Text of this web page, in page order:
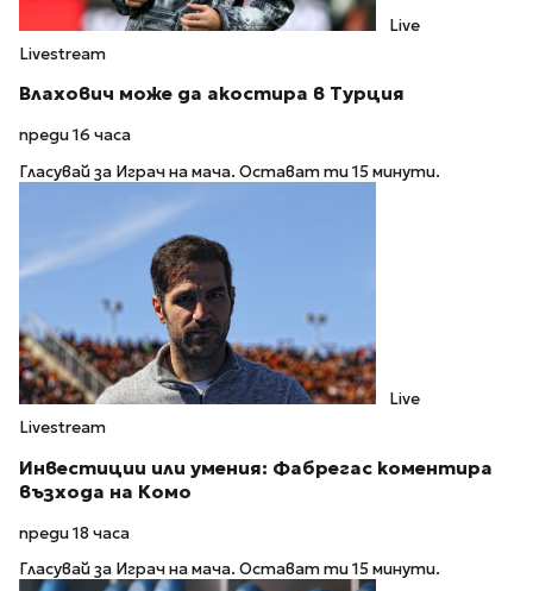
Live
Livestream
Влахович може да акостира в Турция
преди 16 часа
Гласувай за Играч на мача. Остават ти 15 минути.
Live
Livestream
Инвестиции или умения: Фабрегас коментира
възхода на Комо
преди 18 часа
Гласувай за Играч на мача. Остават ти 15 минути.